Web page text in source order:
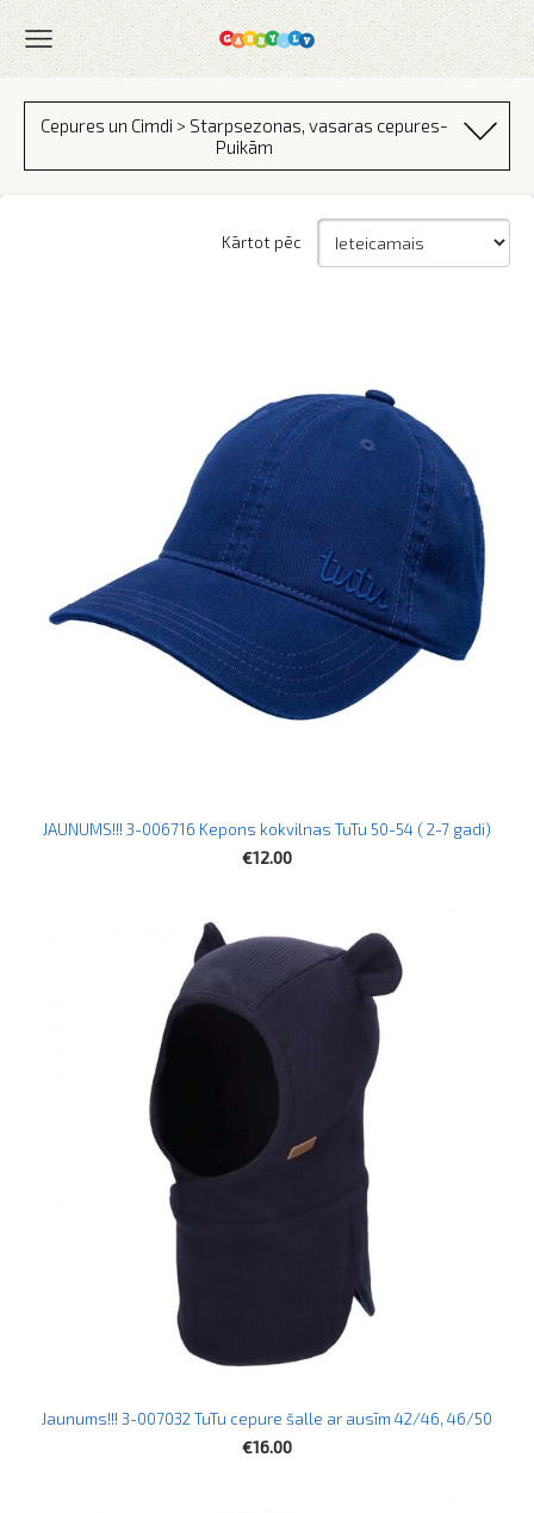
Cepures un Cimdi > Starpsezonas, vasaras cepures-
Puikām
Kārtot pēc
JAUNUMS!!! 3-006716 Kepons kokvilnas TuTu 50-54 ( 2-7 gadi)
€12.00
Jaunums!!! 3-007032 TuTu cepure šalle ar ausīm 42/46, 46/50
€16.00